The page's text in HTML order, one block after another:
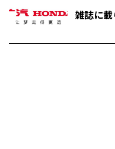
雑誌に